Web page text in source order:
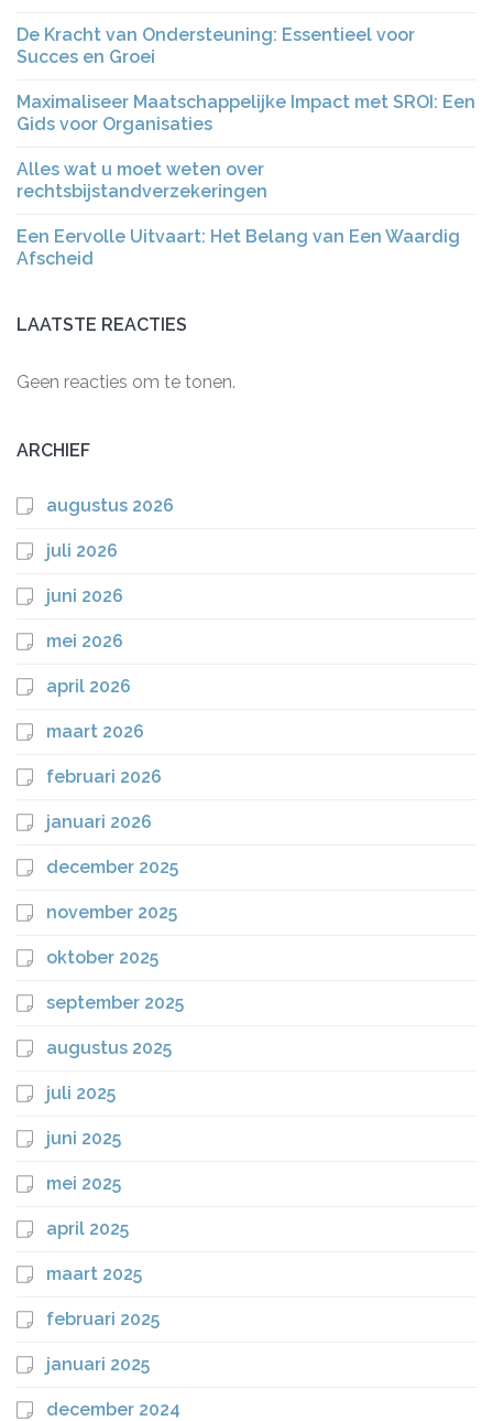
De Kracht van Ondersteuning: Essentieel voor
Succes en Groei
Maximaliseer Maatschappelijke Impact met SROI: Een
Gids voor Organisaties
Alles wat u moet weten over
rechtsbijstandverzekeringen
Een Eervolle Uitvaart: Het Belang van Een Waardig
Afscheid
LAATSTE REACTIES
Geen reacties om te tonen.
ARCHIEF
augustus 2026
juli 2026
juni 2026
mei 2026
april 2026
maart 2026
februari 2026
januari 2026
december 2025
november 2025
oktober 2025
september 2025
augustus 2025
juli 2025
juni 2025
mei 2025
april 2025
maart 2025
februari 2025
januari 2025
december 2024